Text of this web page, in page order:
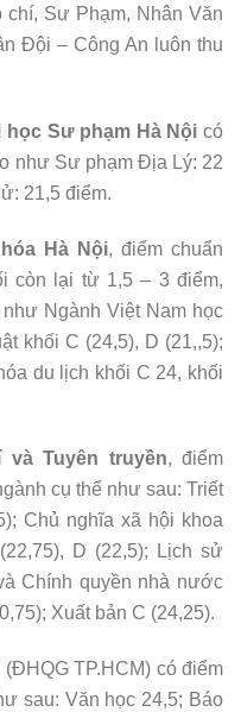
Sư Phạm, Nhân Văn
Đội – Công An luôn thu
học Sư phạm Hà Nội có
như Sư phạm Địa Lý: 22
21,5 điểm.
Hà Nội, điểm chuẩn
còn lại từ 1,5 – 3 điểm,
Ngành Việt Nam học
khối C (24,5), D (21,,5);
du lịch khối C 24, khối
và Tuyên truyền, điểm
cụ thể như sau: Triết
Chủ nghĩa xã hội khoa
D (22,5); Lịch sử
Chính quyền nhà nước
Xuất bản C (24,25).
(ĐHQG TP.HCM) có điểm
sau: Văn học 24,5; Báo